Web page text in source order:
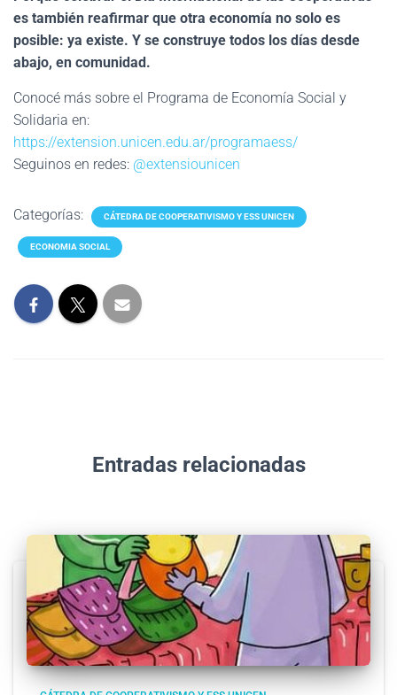
es también reafirmar que otra economía no solo es
posible: ya existe. Y se construye todos los días desde
abajo, en comunidad.
Conocé más sobre el Programa de Economía Social y
Solidaria en:
https://extension.unicen.edu.ar/programaess/
Seguinos en redes: @extensiounicen
Categorías: CÁTEDRA DE COOPERATIVISMO Y ESS UNICEN
ECONOMIA SOCIAL
Entradas relacionadas